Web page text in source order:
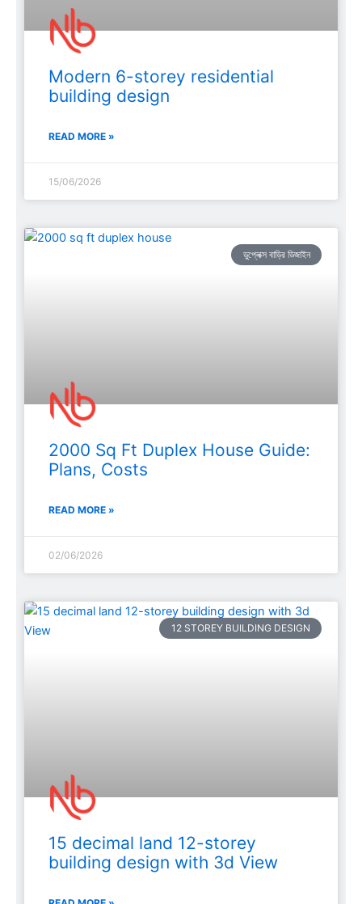
Modern 6-storey residential
building design
READ MORE »
15/06/2026
ডুপ্লেক্স বাড়ির ডিজাইন
2000 Sq Ft Duplex House Guide:
Plans, Costs
READ MORE »
02/06/2026
12 STOREY BUILDING DESIGN
15 decimal land 12-storey
building design with 3d View